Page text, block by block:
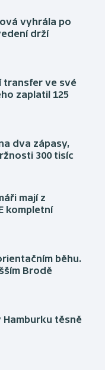
vyhrála po
drží
transfer ve své
zaplatil 125
dva zápasy,
300 tisíc
mají z
kompletní
běhu.
Brodě
Hamburku těsně